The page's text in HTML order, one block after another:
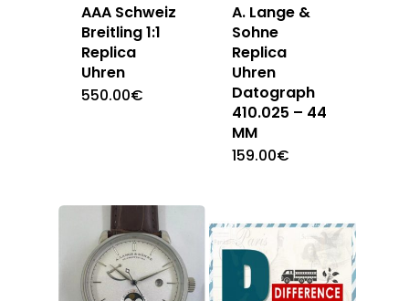
AAA Schweiz
Breitling 1:1
Replica
Uhren
550.00€
A. Lange &
Sohne
Replica
Uhren
Datograph
410.025 – 44
MM
159.00€